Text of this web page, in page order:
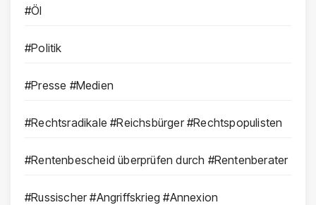
#Öl
#Politik
#Presse #Medien
#Rechtsradikale #Reichsbürger #Rechtspopulisten
#Rentenbescheid überprüfen durch #Rentenberater
#Russischer #Angriffskrieg #Annexion